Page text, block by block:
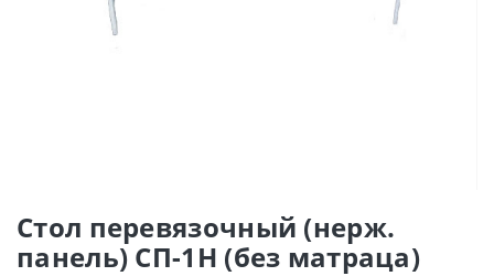
Стол перевязочный (нерж.
панель) СП-1Н (без матраца)